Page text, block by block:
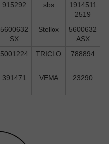
915292 sbs
1914511
2519
5600632
SX
Stellox
5600632
ASX
5001224 TRICLO 788894
391471 VEMA 23290